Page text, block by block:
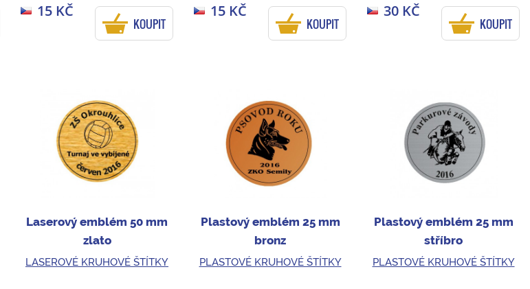
15 KČ
KOUPIT
15 KČ
KOUPIT
30 KČ
KOUPIT
Laserový emblém 50 mm
zlato
LASEROVÉ KRUHOVÉ ŠTÍTKY
Plastový emblém 25 mm
bronz
PLASTOVÉ KRUHOVÉ ŠTÍTKY
Plastový emblém 25 mm
stříbro
PLASTOVÉ KRUHOVÉ ŠTÍTKY